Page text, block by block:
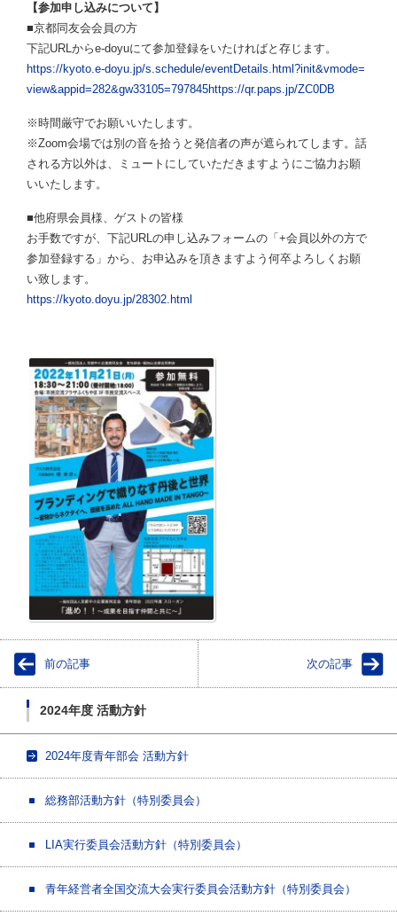
【参加申し込みについて】
■京都同友会会員の方
下記URLからe-doyuにて参加登録をいたければと存じます。
https://kyoto.e-doyu.jp/s.schedule/eventDetails.html?init&vmode=
view&appid=282&gw33105=797845https://qr.paps.jp/ZC0DB
※時間厳守でお願いいたします。
※Zoom会場では別の音を拾うと発信者の声が遮られてします。話
される方以外は、ミュートにしていただきますようにご協力お願
いいたします。
■他府県会員様、ゲストの皆様
お手数ですが、下記URLの申し込みフォームの「+会員以外の方で
参加登録する」から、お申込みを頂きますよう何卒よろしくお願
い致します。
https://kyoto.doyu.jp/28302.html
前の記事 次の記事
2024年度 活動方針
2024年度青年部会 活動方針
総務部活動方針（特別委員会）
LIA実行委員会活動方針（特別委員会）
青年経営者全国交流大会実行委員会活動方針（特別委員会）